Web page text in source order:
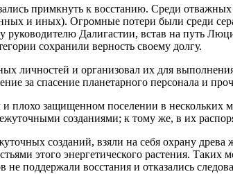
примкнуть к восстанию. Среди
и иных). Огромные потери были среди
Далигастии, встав на путь
сохранили верность своему долгу.
и организовал их для
за спасение планетарного персонала и
плохо защищенном поселении в нескольких
созданиями; к тому же, в их
созданий, взяли на себя охрану древа
этого энергетического растения.
поддержали восстания и отказались